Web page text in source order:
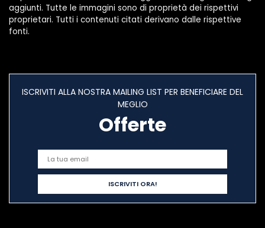
aggiunti. Tutte le immagini sono di proprietà dei rispettivi
proprietari. Tutti i contenuti citati derivano dalle rispettive
fonti.
ISCRIVITI ALLA NOSTRA MAILING LIST PER BENEFICIARE DEL
MEGLIO
Offerte